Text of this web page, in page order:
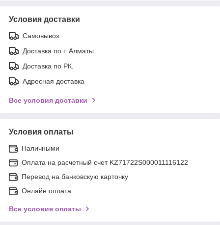
Условия доставки
Самовывоз
Доставка по г. Алматы
Доставка по РК.
Адресная доставка
Все условия доставки
Условия оплаты
Наличными
Оплата на расчетный счет KZ71722S000011116122
Перевод на банковскую карточку
Онлайн оплата
Все условия оплаты